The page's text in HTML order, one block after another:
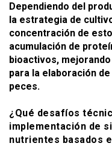
Dependiendo del
la estrategia de
concentración de
acumulación de
bioactivos,
para la elaboración
peces.
¿Qué desafíos
implementación de
nutrientes basados